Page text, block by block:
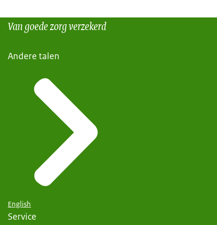
Van goede zorg verzekerd
Andere talen
English
Service